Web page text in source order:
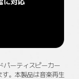
に対応
ーティスピーカー
。本製品は音楽再生